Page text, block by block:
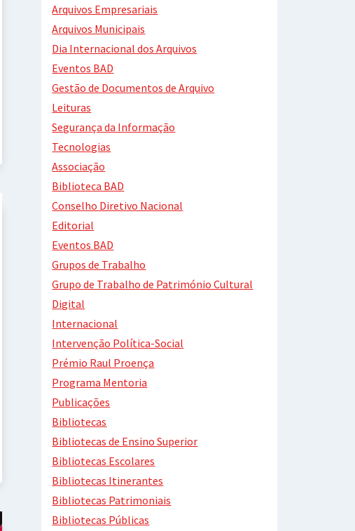
Arquivos Empresariais
Arquivos Municipais
Dia Internacional dos Arquivos
Eventos BAD
Gestão de Documentos de Arquivo
Leituras
Segurança da Informação
Tecnologias
Associação
Biblioteca BAD
Conselho Diretivo Nacional
Editorial
Eventos BAD
Grupos de Trabalho
Grupo de Trabalho de Património Cultural
Digital
Internacional
Intervenção Política-Social
Prémio Raul Proença
Programa Mentoria
Publicações
Bibliotecas
Bibliotecas de Ensino Superior
Bibliotecas Escolares
Bibliotecas Itinerantes
Bibliotecas Patrimoniais
Bibliotecas Públicas